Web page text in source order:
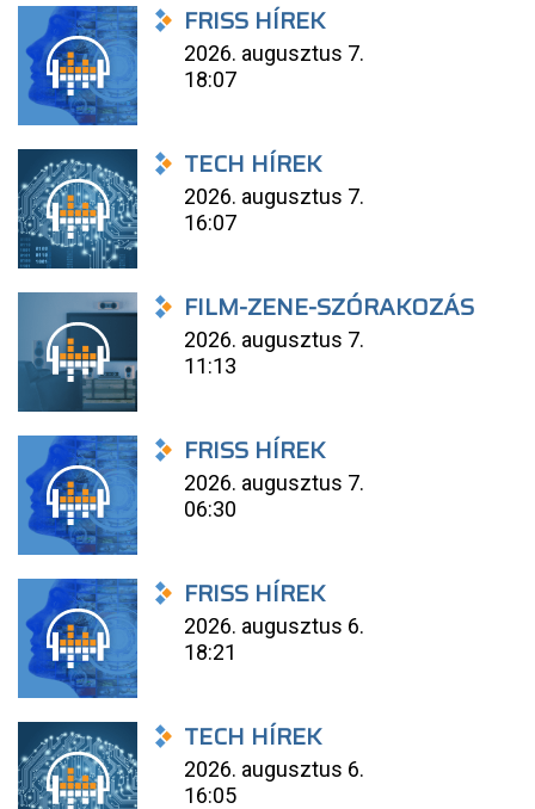
FRISS HÍREK
2026. augusztus 7.
18:07
TECH HÍREK
2026. augusztus 7.
16:07
FILM-ZENE-SZÓRAKOZÁS
2026. augusztus 7.
11:13
FRISS HÍREK
2026. augusztus 7.
06:30
FRISS HÍREK
2026. augusztus 6.
18:21
TECH HÍREK
2026. augusztus 6.
16:05